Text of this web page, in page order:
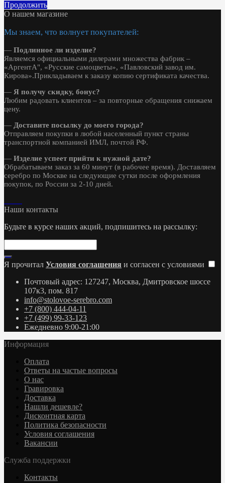
Продолжить
О нашем магазине
Мы знаем, что волнует покупателей:
— Подлинное ли изделие?
Являемся официальными дилерами множества фабрик –
«АргентА", «Русские самоцветы», «Павловский завод им.
Кирова».Прикладываем к заказу копию сертификата качества.
— Я получу скидку, бонус?
Любим радовать клиентов – за повторные обращения снижаем
цену.
— Доставите посылку до моего города?
Отправляем покупки в любой населенный пункт страны
транспортной компанией ИМЛ, почтой РФ.
— Изделие успеет прийти к нужной дате?
Обрабатываем заказ за 60 минут (в рабочее время). Доставляем
серебро по Москве на следующие сутки после оформления
покупок, по России за 2-10 дней.
Наши контакты
Будьте в курсе наших акций, подпишитесь на рассылку:
Я прочитал Условия соглашения и согласен с условиями
Почтовый адрес: 127247, Москва, Дмитровское шоссе
107к3, пом. 817
info@stolovoe-serebro.com
+7 (800) 444-04-11
+7 (499) 99-33-123
Ежедневно 9:00-21:00
Информация
Оплата
Ответы на частые вопросы
О нас
Гравировка
Доставка
Нашли дешевле?
Дисконтная карта
Политика безопасности
Условия соглашения
Вакансии
Служба поддержки
Контакты